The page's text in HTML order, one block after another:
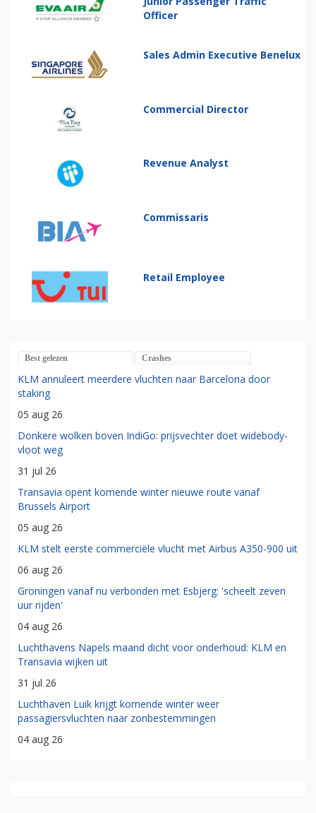
Officer
Sales Admin Executive Benelux
Commercial Director
Revenue Analyst
Commissaris
Retail Employee
Best gelezen Crashes
KLM annuleert meerdere vluchten naar Barcelona door
staking
05 aug 26
Donkere wolken boven IndiGo: prijsvechter doet widebody-
vloot weg
31 jul 26
Transavia opent komende winter nieuwe route vanaf
Brussels Airport
05 aug 26
KLM stelt eerste commerciële vlucht met Airbus A350-900 uit
06 aug 26
Groningen vanaf nu verbonden met Esbjerg: 'scheelt zeven
uur rijden'
04 aug 26
Luchthavens Napels maand dicht voor onderhoud: KLM en
Transavia wijken uit
31 jul 26
Luchthaven Luik krijgt komende winter weer
passagiersvluchten naar zonbestemmingen
04 aug 26